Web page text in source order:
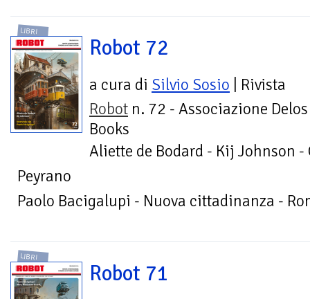
LIBRI
Robot 72
a cura di Silvio Sosio | Rivista
Robot n. 72 - Associazione Delos
Books
Aliette de Bodard - Kij Johnson
Peyrano
Paolo Bacigalupi - Nuova cittadinanza -
LIBRI
Robot 71